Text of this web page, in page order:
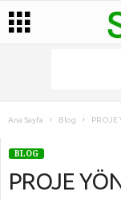
Ana Sayfa Blog PROJE
BLOG
PROJE